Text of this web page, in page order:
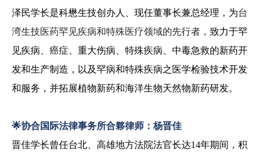
泽民学长是科懋生技创办人、现任董事长兼总经理，为台
湾生技医药罕见疾病和特殊医疗领域的先行者， 致力于罕
见疾病、癌症、重大伤病、特殊疾病、中毒急救的新药开
发和生产制造，以及罕病和特殊疾病之医学检验技术开发
和服务，并拓展植物新药和海洋生物天然物新药研发。
🌟协合国际法律事务所合夥律师：杨晋佳
晋佳学长曾任台北、高雄地方法院法官长达14年期间，积